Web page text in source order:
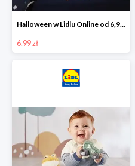
Halloween w Lidlu Online od 6,99 zł
6.99 zł